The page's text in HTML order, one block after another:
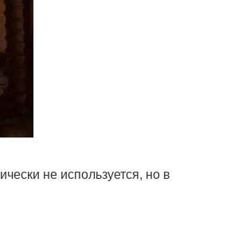
не используется, но в